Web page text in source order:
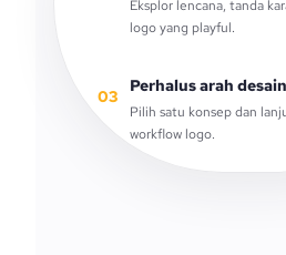
Eksplor lencana, tanda
logo yang playful.
03
Perhalus arah desain
Pilih satu konsep dan
workflow logo.